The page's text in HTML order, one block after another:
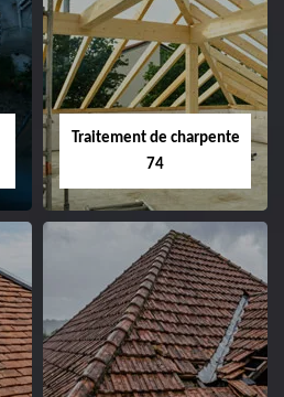
Traitement de charpente
74